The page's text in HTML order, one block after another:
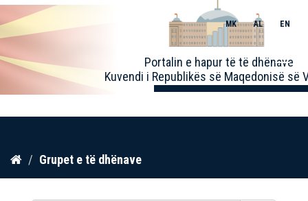
Kalo
përmbajtja
Portalin e hapur të të dhënave
Kuvendi i Republikës së Maqedonisë së
MK AL EN
Toggle
Grupet e të dhënave